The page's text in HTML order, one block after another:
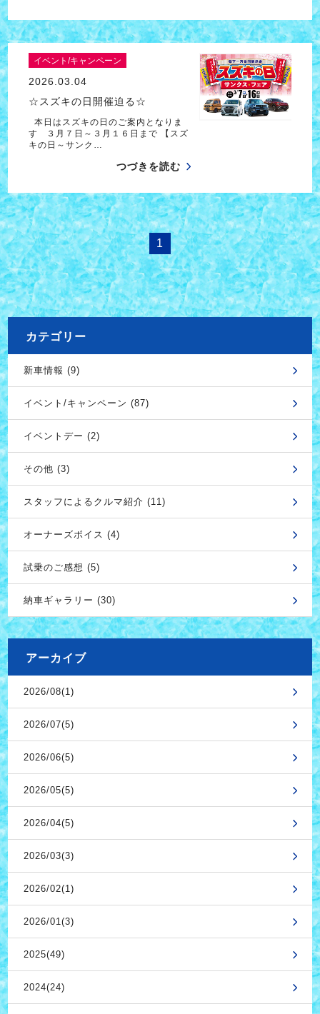
イベント/キャンペーン
2026.03.04
☆スズキの日開催迫る☆
本日はスズキの日のご案内となりま
す ３月７日～３月１６日まで 【スズ
キの日～サンク…
つづきを読む
1
カテゴリー
新車情報 (9)
イベント/キャンペーン (87)
イベントデー (2)
その他 (3)
スタッフによるクルマ紹介 (11)
オーナーズボイス (4)
試乗のご感想 (5)
納車ギャラリー (30)
アーカイブ
2026/08(1)
2026/07(5)
2026/06(5)
2026/05(5)
2026/04(5)
2026/03(3)
2026/02(1)
2026/01(3)
2025(49)
2024(24)